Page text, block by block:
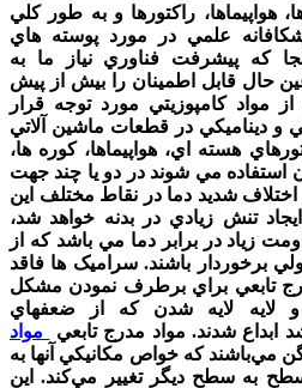
هواپيماها، راکتورها و به طور کلي
علمي در مورد پوسته هاي
که پيشرفت فناوري نياز ما به
حال قابل اطمينان را بيش از پيش
مواد کامپوزيتي مورد توجه قرار
ديناميکي در قطعات ماشين آلاتي
هسته اي، هواپيماها، کوره ها،
استفاده مي شوند در دو يا چند جهت
شديد دما در نقاط مختلف اين
تنش زيادي در بدنه خواهد شد،
زياد در برابر دما مي باشد که از
برخوردار باشند. سراميک ها فاقد
تابعي براي برطرف نمودن مشکل
لايه لايه شدن که از ضعفهاي
ابداع شدند. مواد مدرج تابعي
مواد
مي‌باشند که خواص مکانيکي آنها به
به سطح ديگر تغيير مي‌کند. اين